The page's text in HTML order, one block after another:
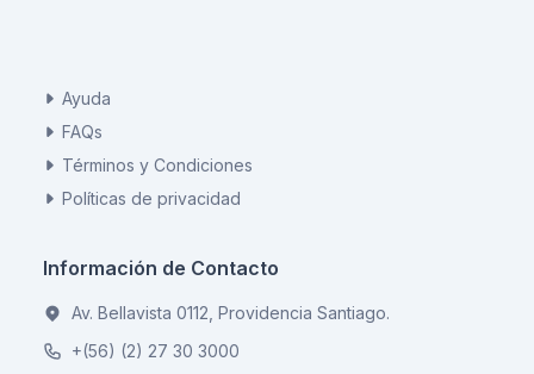
Ayuda
FAQs
Términos y Condiciones
Políticas de privacidad
Información de Contacto
Av. Bellavista 0112, Providencia Santiago.
+(56) (2) 27 30 3000